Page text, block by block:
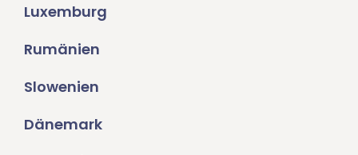
Luxemburg
Rumänien
Slowenien
Dänemark